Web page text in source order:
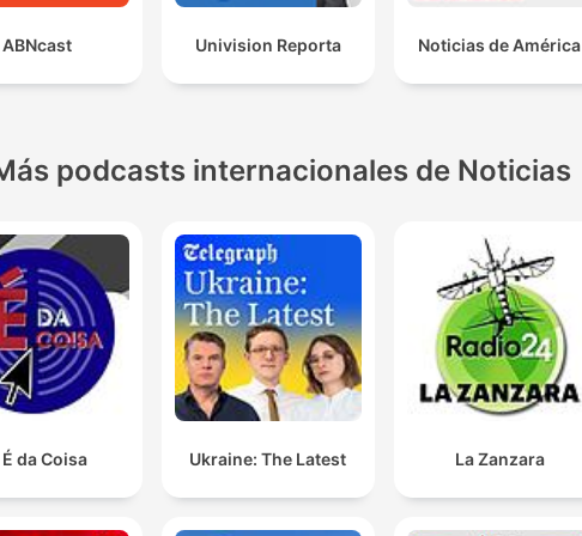
ABNcast Univision Reporta Noticias de América
podcasts internacionales de Noticias
É da Coisa Ukraine: The Latest La Zanzara